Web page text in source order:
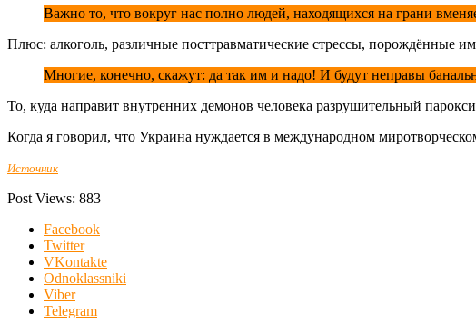
Важно то, что вокруг нас полно людей, находящихся на грани
Плюс: алкоголь, различные посттравматические стрессы, порождённые
Многие, конечно, скажут: да так им и надо! И будут неправы
То, куда направит внутренних демонов человека разрушительный
Когда я говорил, что Украина нуждается в международном
Источник
Post Views: 883
Facebook
Twitter
VKontakte
Odnoklassniki
Viber
Telegram